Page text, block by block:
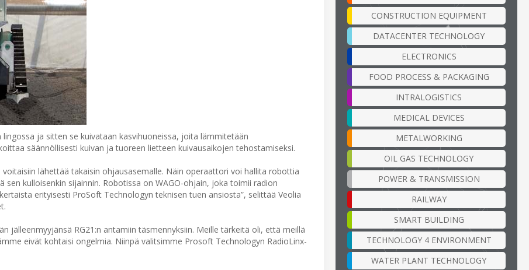
ja sitten se kuivataan kasvihuoneissa, joita lämmitetään
säännöllisesti kuivan ja tuoreen lietteen kuivausaikojen tehostamiseksi.
lähettää takaisin ohjausasemalle. Näin operaattori voi hallita robottia
kulloisenkin sijainnin. Robotissa on WAGO-ohjain, joka toimii radion
erityisesti ProSoft Technologyn teknisen tuen ansiosta”, selittää Veolia
jälleenmyyjänsä RG21:n antamiin täsmennyksiin. Meille tärkeitä oli, että meillä
eivät kohtaisi ongelmia. Niinpä valitsimme Prosoft Technologyn RadioLinx-
CONSTRUCTION EQUIPMENT
DATACENTER TECHNOLOGY
ELECTRONICS
FOOD PROCESS & PACKAGING
INTRALOGISTICS
MEDICAL DEVICES
METALWORKING
OIL GAS TECHNOLOGY
POWER & TRANSMISSION
RAILWAY
SMART BUILDING
TECHNOLOGY 4 ENVIRONMENT
WATER PLANT TECHNOLOGY